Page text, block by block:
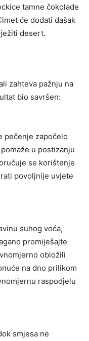
tamne čokolade
će dodati dašak
desert.
zahteva pažnju na
bio savršen:
pečenje započelo
u postizanju
se korištenje
povoljnije uvjete
suhog voća,
promiješajte
obložili
na dno prilikom
raspodjelu
smjesa ne